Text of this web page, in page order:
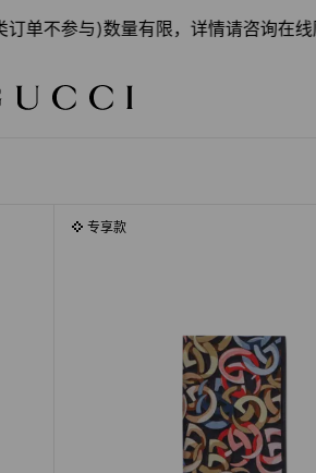
专享款
专享款
与)数量有限，详情请咨询在线顾问。